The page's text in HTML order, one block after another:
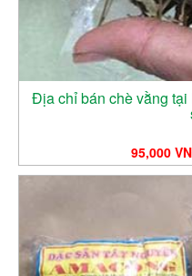
Địa chỉ bán chè vằng
95,000